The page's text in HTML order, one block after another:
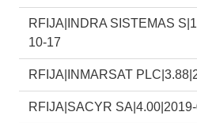
RFIJA|INDRA SISTEMAS
10-17
RFIJA|INMARSAT
RFIJA|SACYR